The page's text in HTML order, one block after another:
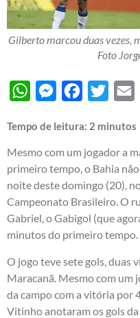
Gilberto marcou duas vezes,
Foto
WhatsAppMessengerFacebook
Twitter
Tempo de leitura: 2 minutos
Mesmo com um jogador a
primeiro tempo, o Bahia
noite deste domingo (20),
Campeonato Brasileiro. O
Gabriel, o Gabigol (que
minutos do primeiro tempo.
O jogo teve sete gols, duas
Maracanã. Mesmo com um
da campo com a vitória por
Vitinho anotaram os gols